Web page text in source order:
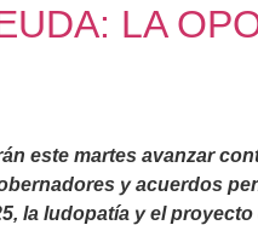
LA
este martes avanzar
y acuerdos
la ludopatía y el proyecto